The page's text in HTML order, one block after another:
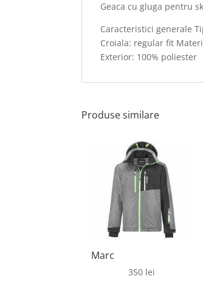
Geaca cu gluga pentru
Caracteristici generale
Croiala: regular fit
Exterior: 100% poliester
Produse similare
Marc
350 lei